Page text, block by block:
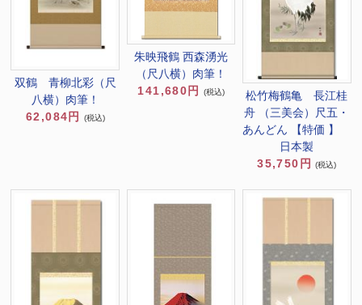
双鶴 青柳北彩（尺
八横）肉筆！
62,084円
(税込)
朱映飛鶴 西森湧光
（尺八横）肉筆！
141,680円
(税込)
松竹梅鶴亀 長江桂
舟 （三美会）尺五・
あんどん 【特価 】
日本製
35,750円 (税込)